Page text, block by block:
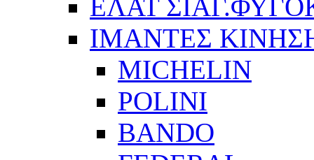
ΕΛΑΤ
ΙΜΑΝΤΕΣ
MICHELIN
POLINI
BANDO